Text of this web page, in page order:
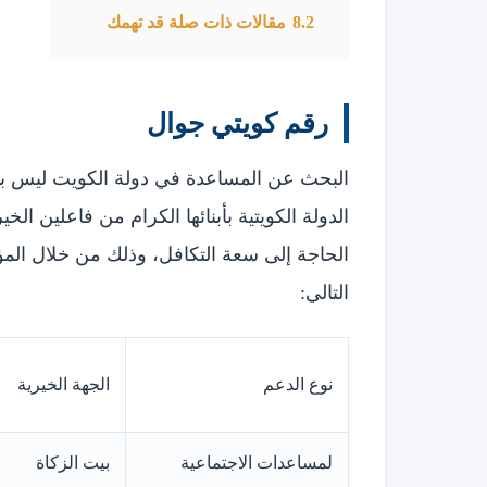
8.2 مقالات ذات صلة قد تهمك
رقم كويتي جوال
البحث عن المساعدة في دولة الكويت ليس
الدولة الكويتية بأبنائها الكرام من
الحاجة إلى سعة التكافل، وذلك من خلال
التالي:
نوع الدعم الجهة الخيرية
لمساعدات الاجتماعية بيت الزكاة